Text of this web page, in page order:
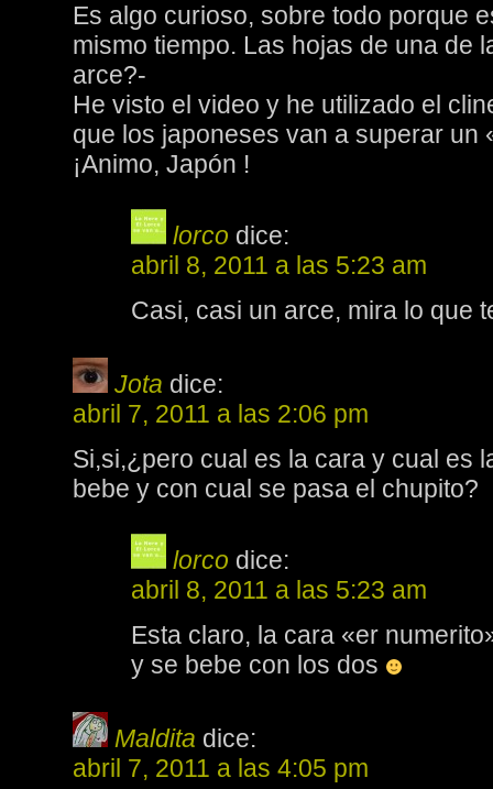
Es algo curioso, sobre todo porque
mismo tiempo. Las hojas de una de
arce?-
He visto el video y he utilizado el
que los japoneses van a superar un
¡Animo, Japón !
lorco dice:
abril 8, 2011 a las 5:23 am
Casi, casi un arce, mira lo que
Jota dice:
abril 7, 2011 a las 2:06 pm
Si,si,¿pero cual es la cara y cual es
bebe y con cual se pasa el chupito?
lorco dice:
abril 8, 2011 a las 5:23 am
Esta claro, la cara «er
y se bebe con los dos
Maldita dice:
abril 7, 2011 a las 4:05 pm